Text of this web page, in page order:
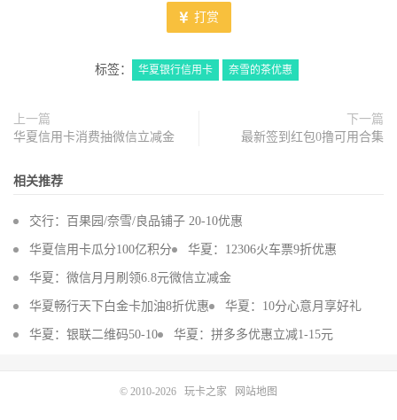
打赏
标签： 华夏银行信用卡 奈雪的茶优惠
上一篇
华夏信用卡消费抽微信立减金
下一篇
最新签到红包0撸可用合集
相关推荐
交行：百果园/奈雪/良品铺子 20-10优惠
华夏信用卡瓜分100亿积分 华夏：12306火车票9折优惠
华夏：微信月月刷领6.8元微信立减金
华夏畅行天下白金卡加油8折优惠 华夏：10分心意月享好礼
华夏：银联二维码50-10 华夏：拼多多优惠立减1-15元
© 2010-2026 玩卡之家 网站地图